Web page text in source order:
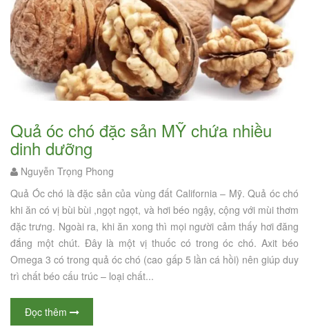
Quả óc chó đặc sản MỸ chứa nhiều
dinh dưỡng
Nguyễn Trọng Phong
Quả Óc chó là đặc sản của vùng đất California – Mỹ. Quả óc chó
khi ăn có vị bùi bùi ,ngọt ngọt, và hơi béo ngậy, cộng với mùi thơm
đặc trưng. Ngoài ra, khi ăn xong thì mọi người cảm thấy hơi đăng
đắng một chút. Đây là một vị thuốc có trong óc chó. Axit béo
Omega 3 có trong quả óc chó (cao gấp 5 lần cá hồi) nên giúp duy
trì chất béo cấu trúc – loại chất...
Đọc thêm